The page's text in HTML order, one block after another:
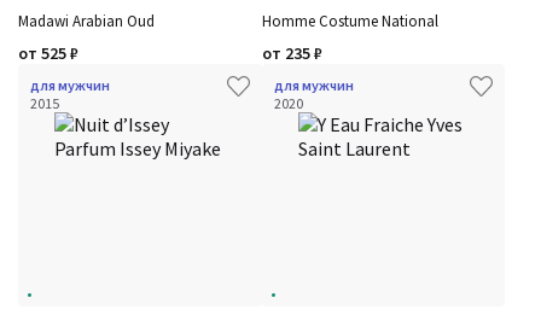
Madawi Arabian Oud
от 525₽
Homme Costume National
от 235₽
для мужчин
2015
для мужчин
2020